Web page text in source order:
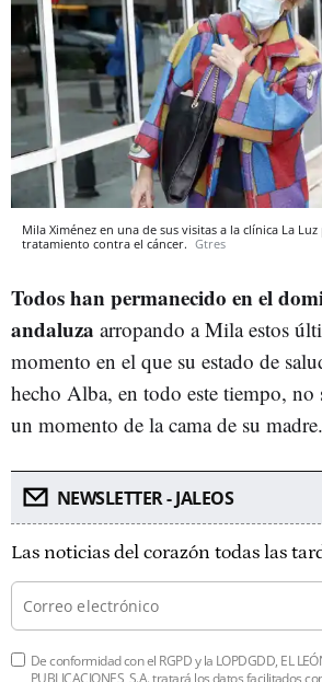
Mila Ximénez en una de sus visitas a la clínica La
tratamiento contra el cáncer. Gtres
Todos han permanecido en el
andaluza arropando a Mila estos
momento en el que su estado de
hecho Alba, en todo este tiempo, no
un momento de la cama de su madre.
NEWSLETTER - JALEOS
Las noticias del corazón todas las
De conformidad con el RGPD y la LOPDGDD, EL
PUBLICACIONES, S.A. tratará los datos facilitados